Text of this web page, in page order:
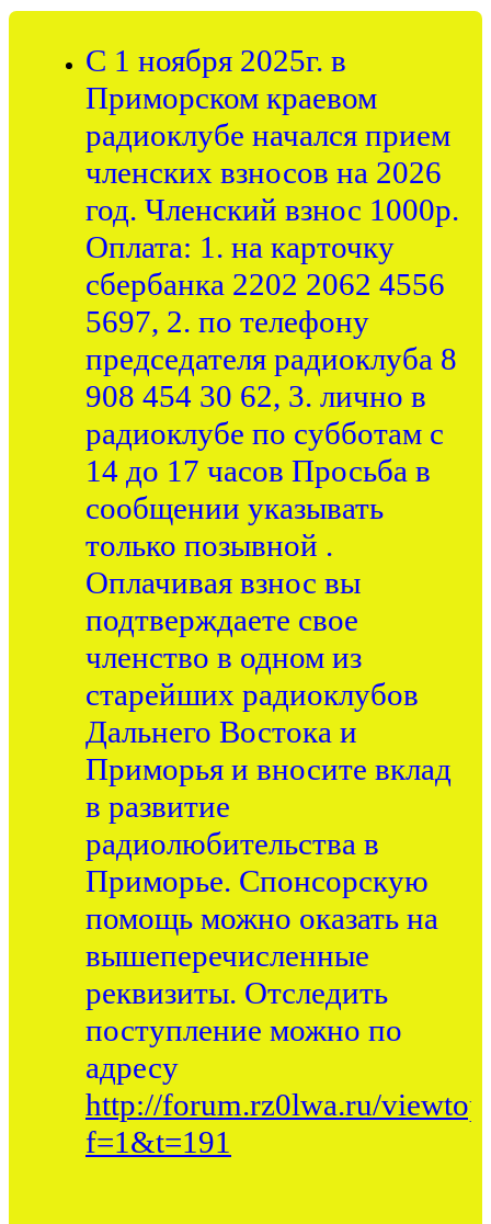
С 1 ноября 2025г. в
Приморском краевом
радиоклубе начался прием
членских взносов на 2026
год. Членский взнос 1000р.
Оплата: 1. на карточку
сбербанка 2202 2062 4556
5697, 2. по телефону
председателя радиоклуба 8
908 454 30 62, 3. лично в
радиоклубе по субботам с
14 до 17 часов Просьба в
сообщении указывать
только позывной .
Оплачивая взнос вы
подтверждаете свое
членство в одном из
старейших радиоклубов
Дальнего Востока и
Приморья и вносите вклад
в развитие
радиолюбительства в
Приморье. Спонсорскую
помощь можно оказать на
вышеперечисленные
реквизиты. Отследить
поступление можно по
адресу
http://forum.rz0lwa.ru/
f=1&t=191